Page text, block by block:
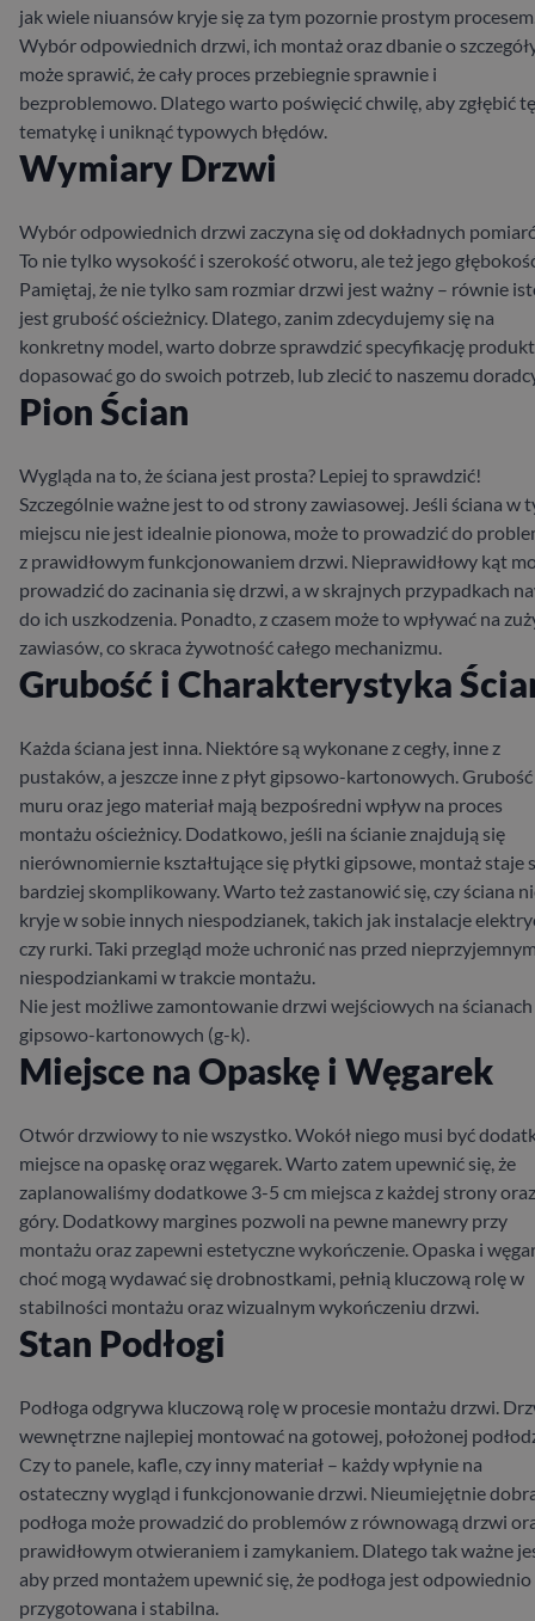
jak wiele niuansów kryje się za tym pozornie prostym
Wybór odpowiednich drzwi, ich montaż oraz dbanie o
może sprawić, że cały proces przebiegnie sprawnie i
bezproblemowo. Dlatego warto poświęcić chwilę, aby zgłębić tę
tematykę i uniknąć typowych błędów.
Wymiary Drzwi
Wybór odpowiednich drzwi zaczyna się od dokładnych
To nie tylko wysokość i szerokość otworu, ale też jego
Pamiętaj, że nie tylko sam rozmiar drzwi jest ważny – równie
jest grubość ościeżnicy. Dlatego, zanim zdecydujemy się na
konkretny model, warto dobrze sprawdzić specyfikację
dopasować go do swoich potrzeb, lub zlecić to naszemu
Pion Ścian
Wygląda na to, że ściana jest prosta? Lepiej to sprawdzić!
Szczególnie ważne jest to od strony zawiasowej. Jeśli ściana w
miejscu nie jest idealnie pionowa, może to prowadzić do
z prawidłowym funkcjonowaniem drzwi. Nieprawidłowy kąt
prowadzić do zacinania się drzwi, a w skrajnych przypadkach
do ich uszkodzenia. Ponadto, z czasem może to wpływać na
zawiasów, co skraca żywotność całego mechanizmu.
Grubość i Charakterystyka
Każda ściana jest inna. Niektóre są wykonane z cegły, inne z
pustaków, a jeszcze inne z płyt gipsowo-kartonowych. Grubość
muru oraz jego materiał mają bezpośredni wpływ na proces
montażu ościeżnicy. Dodatkowo, jeśli na ścianie znajdują się
nierównomiernie kształtujące się płytki gipsowe, montaż staje
bardziej skomplikowany. Warto też zastanowić się, czy ściana
kryje w sobie innych niespodzianek, takich jak instalacje
czy rurki. Taki przegląd może uchronić nas przed
niespodziankami w trakcie montażu.
Nie jest możliwe zamontowanie drzwi wejściowych na ścianach
gipsowo-kartonowych (g-k).
Miejsce na Opaskę i Węgarek
Otwór drzwiowy to nie wszystko. Wokół niego musi być
miejsce na opaskę oraz węgarek. Warto zatem upewnić się, że
zaplanowaliśmy dodatkowe 3-5 cm miejsca z każdej strony
góry. Dodatkowy margines pozwoli na pewne manewry przy
montażu oraz zapewni estetyczne wykończenie. Opaska i
choć mogą wydawać się drobnostkami, pełnią kluczową rolę w
stabilności montażu oraz wizualnym wykończeniu drzwi.
Stan Podłogi
Podłoga odgrywa kluczową rolę w procesie montażu drzwi.
wewnętrzne najlepiej montować na gotowej, położonej
Czy to panele, kafle, czy inny materiał – każdy wpłynie na
ostateczny wygląd i funkcjonowanie drzwi. Nieumiejętnie
podłoga może prowadzić do problemów z równowagą drzwi
prawidłowym otwieraniem i zamykaniem. Dlatego tak ważne
aby przed montażem upewnić się, że podłoga jest odpowiednio
przygotowana i stabilna.